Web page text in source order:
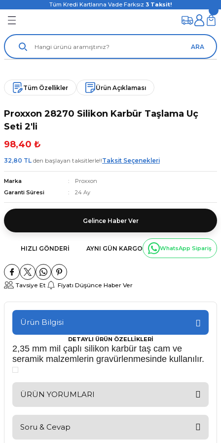
Tüm Kredi Kartlarına Vade Farksız 3 Taksit!
ARA
Tüm Özellikler Ürün Açıklaması
Proxxon 28270 Silikon Karbür Taşlama Uç
Seti 2'li
98,40 ₺
32,80 TL den başlayan taksitlerle!!Taksit Seçenekleri
Marka
Proxxon
Garanti Süresi
24 Ay
Gelince Haber Ver
HIZLI GÖNDERI AYNI GÜN KARGO WhatsApp Sipariş
Tavsiye Et Fiyatı Düşünce Haber Ver
Ürün Bilgisi
DETAYLI ÜRÜN ÖZELLİKLERİ
2,35 mm mil çaplı silikon karbür taş cam ve
seramik malzemlerin gravürlenmesinde kullanılır.
ÜRÜN YORUMLARI
Bu ürüne ilk yorumu siz yapın!
Soru & Cevap